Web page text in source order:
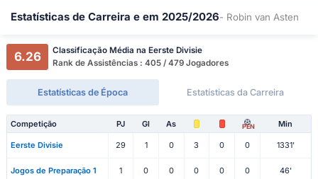
Estatísticas de Carreira e em 2025/2026- Robin van Asten
6.26
Classificação Média na Eerste Divisie
Rank de Assistências : 405 / 479 Jogadores
Estatísticas de Época Estatísticas da Carreira
Competição PJ Gl As PEN Min
Eerste Divisie 29 1 0 3 0 0 1331'
Jogos de Preparação 1 1 0 0 0 0 0 46'